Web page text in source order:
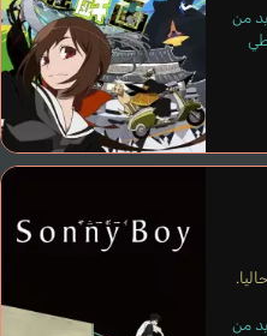
Helena
برتغالي
Paulina
ألماني
Izumi
من
من